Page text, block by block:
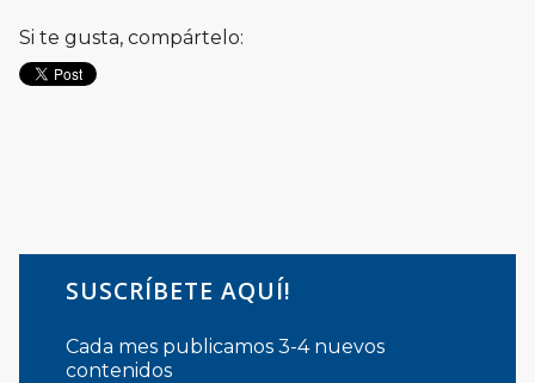
Si te gusta, compártelo:
SUSCRÍBETE AQUÍ!
Cada mes publicamos 3-4 nuevos
contenidos